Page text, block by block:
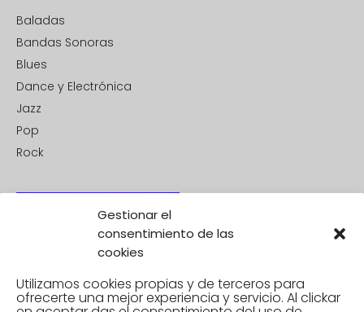
Gestionar el
consentimiento de las
cookies
Utilizamos cookies propias y de terceros para
ofrecerte una mejor experiencia y servicio. Al clickar
Baladas
Bandas Sonoras
Blues
Dance y Electrónica
Jazz
Pop
Rock